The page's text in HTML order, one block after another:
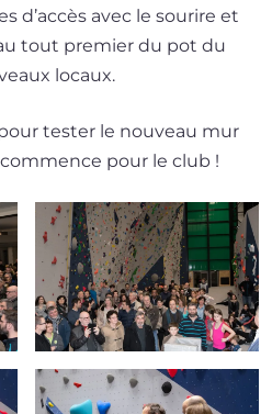
d’ac­cès avec le sou­rire et
tout pre­mier du pot du
locaux.
tes­ter le nou­veau mur
pour le club !